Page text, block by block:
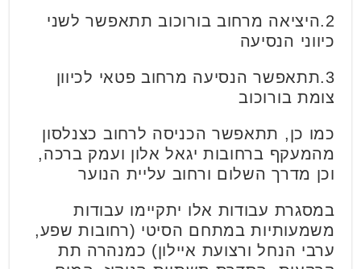
2.היציאה מרחוב בורוכוב תתאפשר לשני
כיווני הנסיעה
3.תתאפשר הנסיעה מרחוב פטאי לכיוון
צומת בורוכוב
כמו כן, תתאפשר הכניסה לרחוב כצנלסון
מהמעקף ברחובות יגאל אלון ועמק ברכה,
וכן מדרך השלום ורחוב עליית הנוער
במסגרת עבודות אלו יתקיימו עבודות
משמעותיות במתחם הסיטי (רחובות שפע,
ערבי הנחל ורצועת איילון) כמנהרה תת